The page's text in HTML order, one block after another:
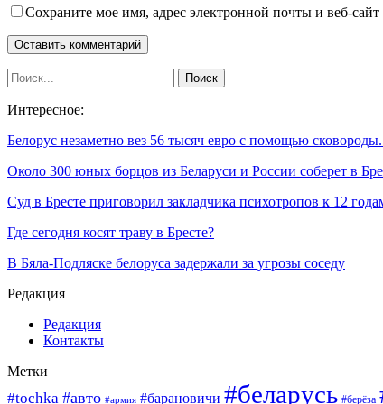
Сохраните мое имя, адрес электронной почты и веб-
Интересное:
Белорус незаметно вез 56 тысяч евро с помощью
Около 300 юных борцов из Беларуси и России соберет в
Суд в Бресте приговорил закладчика психотропов к 12
Где сегодня косят траву в Бресте?
В Бяла-Подляске белоруса задержали за угрозы соседу
Редакция
Редакция
Контакты
Метки
#tochka #авто #армия #барановичи #беларусь #берёза